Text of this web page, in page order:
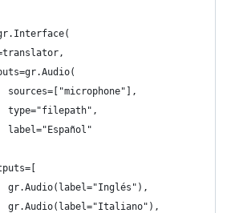
sources=["microphone"],
type="filepath",
label="Español"
gr.Audio(label="Inglés"),
gr.Audio(label="Italiano"),